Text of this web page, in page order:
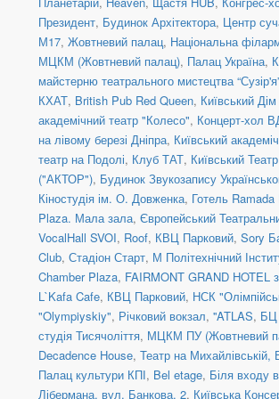
Президент, Будинок Архітектора, Центр
М17, Жовтневий палац, Національна
МЦКМ (Жовтневий палац), Палац Україна,
майстерню театрального мистецтва
КХАТ, British Pub Red Queen, Київський
академічний театр "Колесо", Концерт-хол
на лівому березі Дніпра, Київський
театр на Подолі, Клуб ТАТ, Київський
("АКТОР"), Будинок Звукозапису
Кіностудія ім. О. Довженка, Готель
Plaza. Мала зала, Європейський
VocalHall SVOI, Roof, КВЦ Парковий, Sory
Club, Стадіон Старт, М Політехнічний
Chamber Plaza, FAIRMONT GRAND HOTEL
L`Kafa Cafe, КВЦ Парковий, НСК
"Olympiyskiy", Річковий вокзал, ''ATLAS, БЦ
студія Тисячоліття, МЦКМ ПУ (Жовтневий
Decadence House, Театр на Михайлівській,
Палац культури КПІ, Bel etage, Біля входу
Лібермана, вул. Банкова, 2, Київська